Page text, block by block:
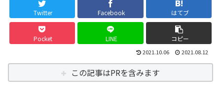
Twitter Facebook はてブ
Pocket LINE コピー
2021.10.06 2021.08.12
この記事はPRを含みます